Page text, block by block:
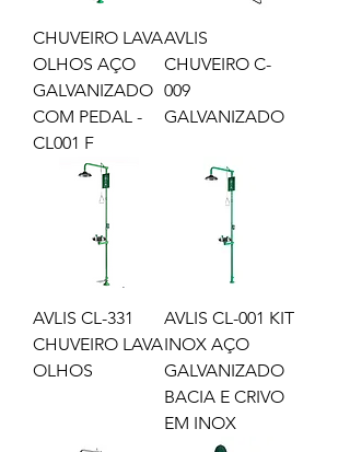
CHUVEIRO LAVA
OLHOS AÇO
GALVANIZADO
COM PEDAL -
CL001 F
AVLIS
CHUVEIRO C-
009
GALVANIZADO
AVLIS CL-331
CHUVEIRO LAVA
OLHOS
AVLIS CL-001 KIT
INOX AÇO
GALVANIZADO
BACIA E CRIVO
EM INOX